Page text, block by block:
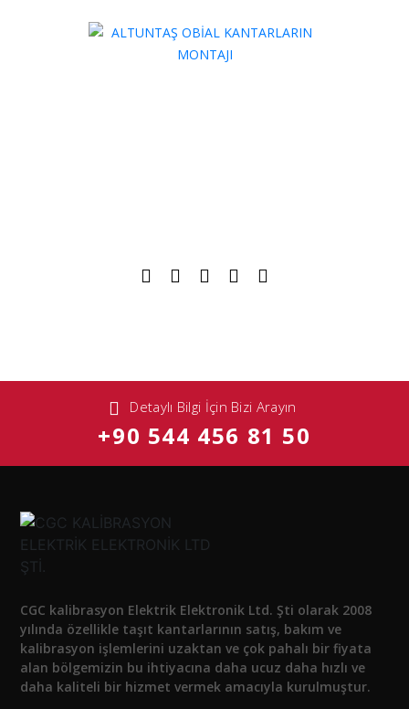
Detaylı Bilgi İçin Bizi Arayın
+90 544 456 81 50
CGC kalibrasyon Elektrik Elektronik Ltd. Şti olarak 2008
yılında özellikle taşıt kantarlarının satış, bakım ve
kalibrasyon işlemlerini uzaktan ve çok pahalı bir fiyata
alan bölgemizin bu ihtiyacına daha ucuz daha hızlı ve
daha kaliteli bir hizmet vermek amacıyla kurulmuştur.